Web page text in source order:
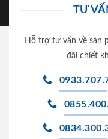
TƯ
Hỗ trợ tư vấn về sản
đãi chiết